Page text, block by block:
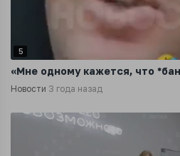
5
«Мне одному кажется, что
Новости 3 года назад